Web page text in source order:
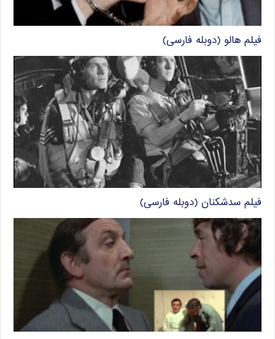
فیلم هالو (دوبله فارسی)
فیلم سدشکنان (دوبله فارسی)